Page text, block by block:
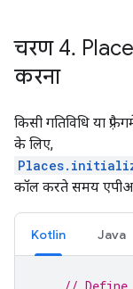
चरण 4.
करना
किसी गतिविधि या
के लिए,
कॉल करते समय
Kotlin Java